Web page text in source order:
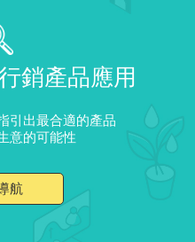
銷產品應用
引出最合適的產品
意的可能性
航